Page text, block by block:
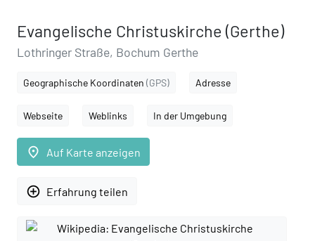
Evangelische Christuskirche (Gerthe)
Lothringer Straße, Bochum Gerthe
Geographische Koordinaten (GPS) Adresse
Webseite Weblinks In der Umgebung
place Auf Karte anzeigen
add_circle_outline Erfahrung teilen